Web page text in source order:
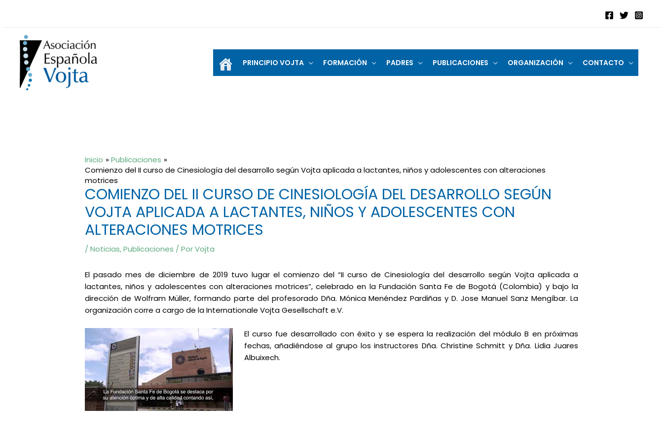
PRINCIPIO VOJTA FORMACIÓN PADRES PUBLICACIONES ORGANIZACIÓN CONTACTO
Inicio
Publicaciones
Comienzo del II curso de Cinesiología del desarrollo según Vojta aplicada a lactantes, niños y adolescentes con alteraciones
motrices
COMIENZO DEL II CURSO DE CINESIOLOGÍA DEL DESARROLLO SEGÚN
VOJTA APLICADA A LACTANTES, NIÑOS Y ADOLESCENTES CON
ALTERACIONES MOTRICES
/Noticias,Publicaciones / PorVojta
El pasado mes de diciembre de 2019 tuvo lugar el comienzo del “II curso de Cinesiología del desarrollo según Vojta aplicada a
lactantes, niños y adolescentes con alteraciones motrices”, celebrado en la Fundación Santa Fe de Bogotá (Colombia) y bajo la
dirección de Wolfram Müller, formando parte del profesorado Dña. Mónica Menéndez Pardiñas y D. Jose Manuel Sanz Mengíbar. La
organización corre a cargo de la Internationale Vojta Gesellschaft e.V.
El curso fue desarrollado con éxito y se espera la realización del módulo B en próximas
fechas, añadiéndose al grupo los instructores Dña. Christine Schmitt y Dña. Lidia Juares
Albuixech.